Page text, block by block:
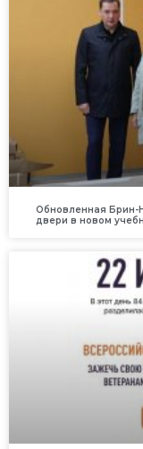
Обновленная Брин-
двери в новом